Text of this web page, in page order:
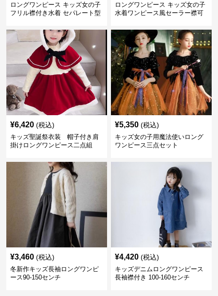
ロングワンピース キッズ女の子
フリル襟付き水着 セパレート型
ロングワンピース キッズ女の子
水着ワンピース風セーラー襟可
¥6,420 (税込)
キッズ聖誕祭衣装 帽子付き肩
掛けロングワンピース二点組
¥5,350 (税込)
キッズ女の子用魔法使いロング
ワンピース三点セット
¥3,460 (税込)
冬新作キッズ長袖ロングワンピ
ース90-150センチ
¥4,420 (税込)
キッズデニムロングワンピース
長袖襟付き 100-160センチ